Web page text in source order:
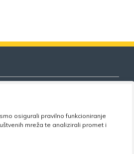
osigurali pravilno funkcioniranje
mreža te analizirali promet i
znanosti i visokog